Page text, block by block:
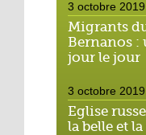
3 octobre 2019
Migrants
Bernanos :
jour le jour
3 octobre 2019
Eglise
la belle et